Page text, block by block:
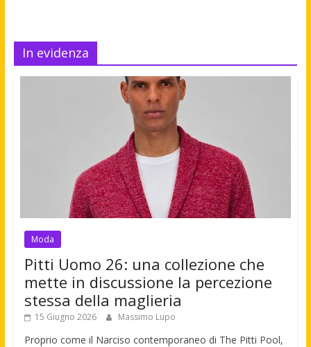
In evidenza
Moda
Pitti Uomo 26: una collezione che
mette in discussione la percezione
stessa della maglieria
15 Giugno 2026 Massimo Lupo
Proprio come il Narciso contemporaneo di The Pitti Pool,